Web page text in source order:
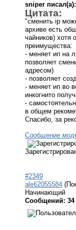
sniper писал(а):
Цитата:
"сменить ip
архиве есть
чайников) хотя
преимущества:
- меняет ип на
позволяет
адресом)
- позволяет
- меняет ип во
инкогнито
-
в общем
Спасибо, за
Сообщение
#2349
ale62055584
Начинающий
Сообщений: 34